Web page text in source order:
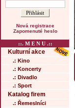
Nová registrace
Zapomenuté heslo
::. M E N U .::
Kulturní akce
.: Kino
.: Koncerty
.: Divadlo
.: Sport
Katalog firem
.: Řemeslníci